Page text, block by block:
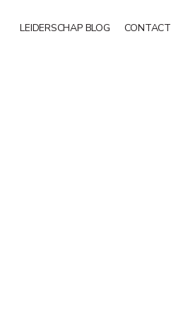
LEIDERSCHAP BLOG CONTACT